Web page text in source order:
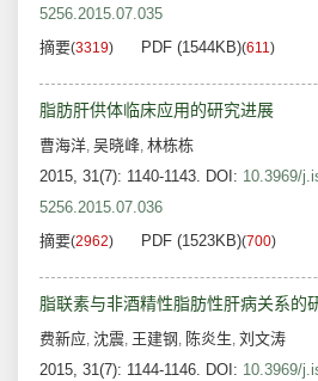
5256.2015.07.035
摘要(3319) PDF (1544KB)(611)
脂肪肝供体临床应用的研究进展
曹海洋, 吴晓峰, 林栋栋
2015, 31(7): 1140-1143. DOI: 10.3969/
5256.2015.07.036
摘要(2962) PDF (1523KB)(700)
脂联素与非酒精性脂肪性肝病关系的
费新应, 沈震, 王建钢, 陈炎生, 刘文涛
2015, 31(7): 1144-1146. DOI: 10.3969/